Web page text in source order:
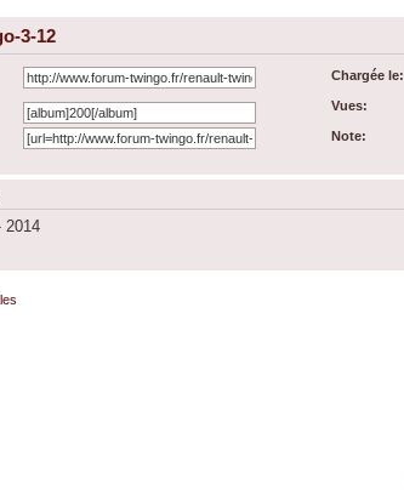
3-12
Chargée le:
Vues:
Note:
2014